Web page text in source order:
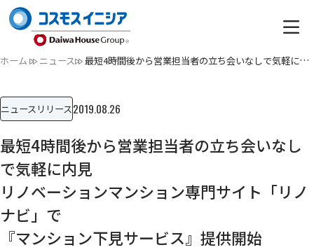
ホーム ニュース 最短4時間後から営業担当者の立ち会いなしで気軽に内見リノベー…
ニュースリリース2019.08.26
最短4時間後から営業担当者の立ち会いなし
で気軽に内見
リノベーションマンション専門サイト「リノ
ナビ」で
『マンション下見サービス』提供開始